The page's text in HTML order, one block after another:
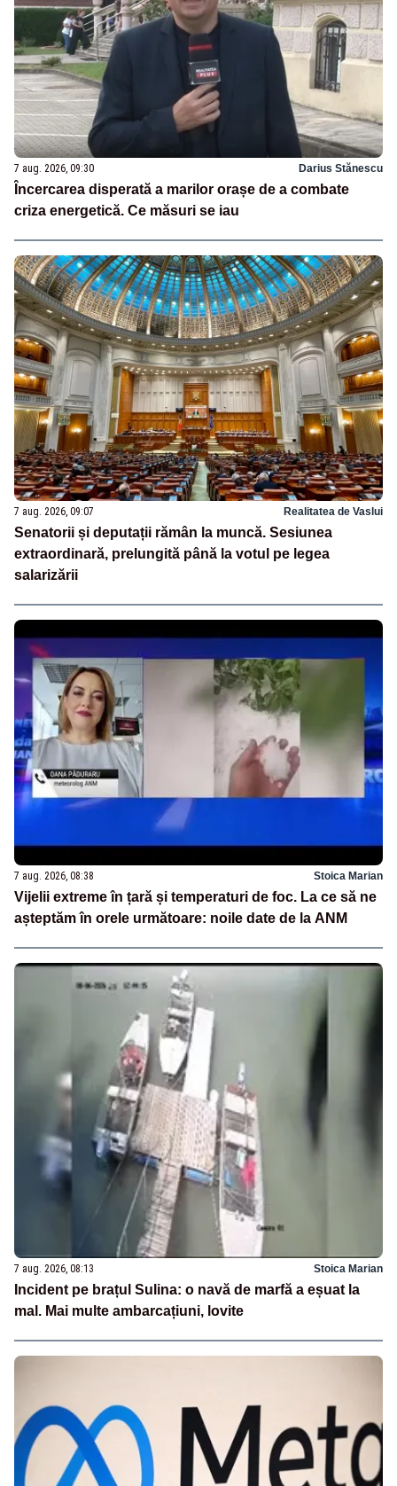
7 aug. 2026, 09:30 Darius Stănescu
Încercarea disperată a marilor orașe de a combate
criza energetică. Ce măsuri se iau
7 aug. 2026, 09:07 Realitatea de Vaslui
Senatorii și deputații rămân la muncă. Sesiunea
extraordinară, prelungită până la votul pe legea
salarizării
7 aug. 2026, 08:38 Stoica Marian
Vijelii extreme în țară și temperaturi de foc. La ce să ne
așteptăm în orele următoare: noile date de la ANM
7 aug. 2026, 08:13 Stoica Marian
Incident pe brațul Sulina: o navă de marfă a eșuat la
mal. Mai multe ambarcațiuni, lovite